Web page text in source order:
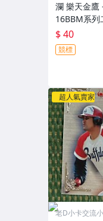
瀾 樂天金鷹 - 茂木榮五郎 (
16BBM系列
RC新人卡
$ 40
競標
超人氣賣家
老D小卡交流